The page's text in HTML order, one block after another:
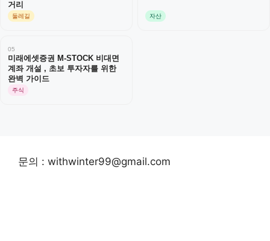
거리
둘레길 자산
05
미래에셋증권 M-STOCK 비대면
계좌 개설 , 초보 투자자를 위한
완벽 가이드
주식
문의 : withwinter99@gmail.com